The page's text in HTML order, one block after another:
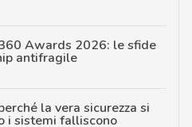
Awards 2026: le sfide
antifragile
la vera sicurezza si
i sistemi falliscono